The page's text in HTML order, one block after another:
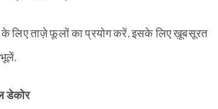
लिए ताज़े फूलों का प्रयोग करें. इसके लिए ख़ूबसूरत
भूलें.
डेकोर